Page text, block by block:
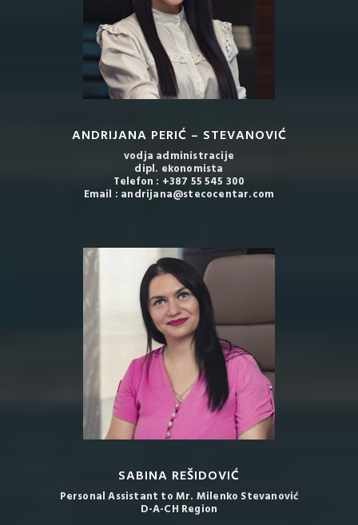
ANDRIJANA PERIĆ – STEVANOVIĆ
vodja administracije
dipl. ekonomista
Telefon : +387 55 545 300
Email : andrijana@stecocentar.com
SABINA REŠIDOVIĆ
Personal Assistant to Mr. Milenko Stevanović
D-A-CH Region